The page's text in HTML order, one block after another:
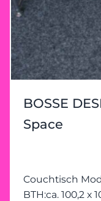
BOSSE
Space
Couchtisch Modul Space - MLQE-006 Grösse:
BTH:ca. 100,2 x 100,2 x